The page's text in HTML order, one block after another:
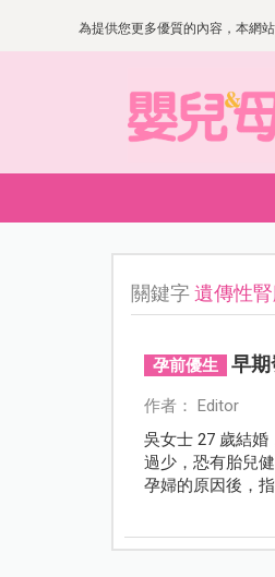
為提供您更多優質的內容，本網
關鍵字遺傳性
孕前優生 早
作者： Editor
吳女士 27 歲結
過少，恐有胎兒
孕婦的原因後，